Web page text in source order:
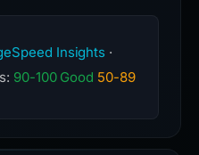
Insights ·
90-100 Good 50-89